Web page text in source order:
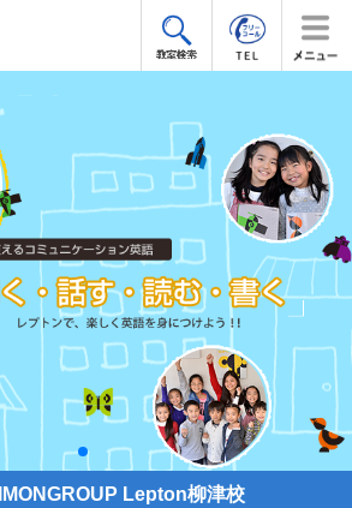
Lepton柳津校